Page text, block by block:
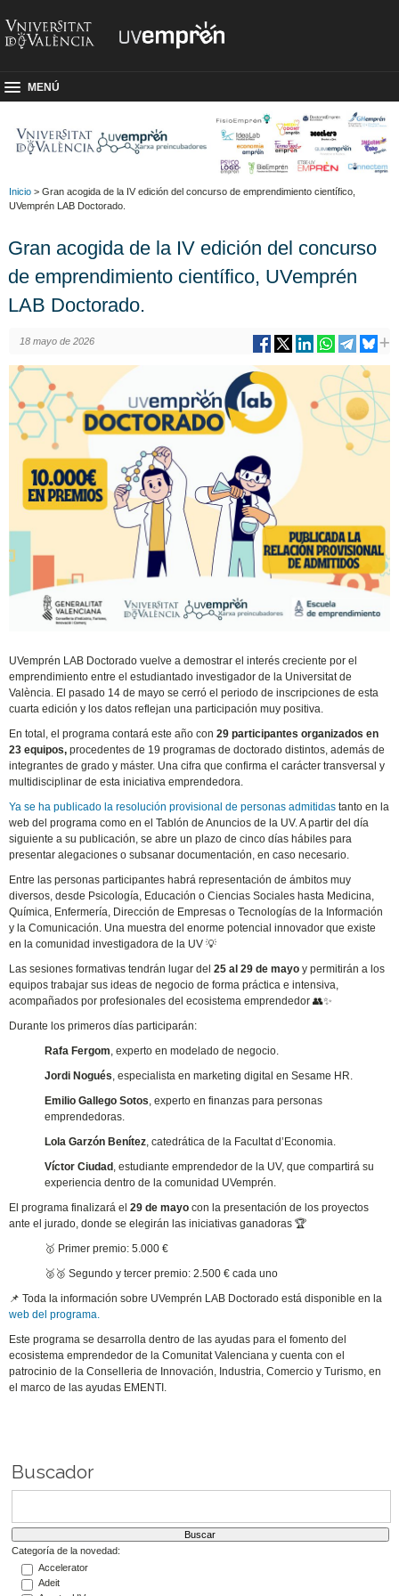
MENÚ
Inicio > Gran acogida de la IV edición del concurso de emprendimiento científico,
UVemprén LAB Doctorado.
Gran acogida de la IV edición del concurso
de emprendimiento científico, UVemprén
LAB Doctorado.
18 mayo de 2026
UVemprén LAB Doctorado vuelve a demostrar el interés creciente por el
emprendimiento entre el estudiantado investigador de la Universitat de
València. El pasado 14 de mayo se cerró el periodo de inscripciones de esta
cuarta edición y los datos reflejan una participación muy positiva.
En total, el programa contará este año con29 participantes organizados en
23 equipos, procedentes de 19 programas de doctorado distintos, además de
integrantes de grado y máster. Una cifra que confirma el carácter transversal y
multidisciplinar de esta iniciativa emprendedora.
Ya se ha publicado la resolución provisional de personas admitidas tanto en la
web del programa como en el Tablón de Anuncios de la UV. A partir del día
siguiente a su publicación, se abre un plazo de cinco días hábiles para
presentar alegaciones o subsanar documentación, en caso necesario.
Entre las personas participantes habrá representación de ámbitos muy
diversos, desde Psicología, Educación o Ciencias Sociales hasta Medicina,
Química, Enfermería, Dirección de Empresas o Tecnologías de la Información
y la Comunicación. Una muestra del enorme potencial innovador que existe
en la comunidad investigadora de la UV 💡
Las sesiones formativas tendrán lugar del25 al 29 de mayo y permitirán a los
equipos trabajar sus ideas de negocio de forma práctica e intensiva,
acompañados por profesionales del ecosistema emprendedor 👥✨
Durante los primeros días participarán:
Rafa Fergom, experto en modelado de negocio.
Jordi Nogués, especialista en marketing digital en Sesame HR.
Emilio Gallego Sotos, experto en finanzas para personas
emprendedoras.
Lola Garzón Benítez , catedrática de la Facultat d’Economia.
Víctor Ciudad , estudiante emprendedor de la UV, que compartirá su
experiencia dentro de la comunidad UVemprén.
El programa finalizará el29 de mayo con la presentación de los proyectos
ante el jurado, donde se elegirán las iniciativas ganadoras 🏆
🥇 Primer premio: 5.000 €
🥈🥉 Segundo y tercer premio: 2.500 € cada uno
📌 Toda la información sobre UVemprén LAB Doctorado está disponible en la
web del programa.
Este programa se desarrolla dentro de las ayudas para el fomento del
ecosistema emprendedor de la Comunitat Valenciana y cuenta con el
patrocinio de la Conselleria de Innovación, Industria, Comercio y Turismo, en
el marco de las ayudas EMENTI.
Buscador
Categoría de la novedad:
Accelerator
Adeit